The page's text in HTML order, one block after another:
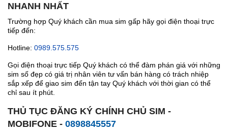
NHANH NHẤT
Trường hợp Quý khách cần mua sim gấp hãy gọi điện thoại trực
tiếp đến:
Hotline: 0989.575.575
Gọi điện thoại trực tiếp Quý khách có thể đàm phán giá với những
sim số đẹp có giá trị nhân viên tư vấn bán hàng có trách nhiệp
sắp xếp để giao sim đến tận tay Quý khách với thời gian có thể
chỉ sau ít phút.
THỦ TỤC ĐĂNG KÝ CHÍNH CHỦ SIM -
MOBIFONE - 0898845557